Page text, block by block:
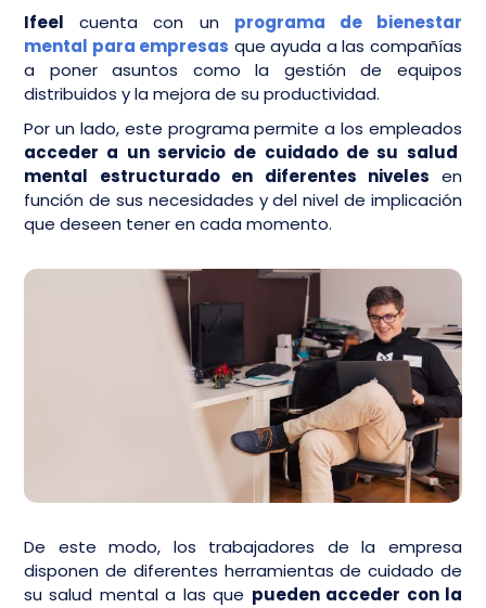
Ifeel cuenta con un programa de bienestar
mental para empresas que ayuda a las compañías
a poner asuntos como la gestión de equipos
distribuidos y la mejora de su productividad.
Por un lado, este programa permite a los empleados
acceder a un servicio de cuidado de su salud
mental estructurado en diferentes niveles en
función de sus necesidades y del nivel de implicación
que deseen tener en cada momento.
De este modo, los trabajadores de la empresa
disponen de diferentes herramientas de cuidado de
su salud mental a las que pueden acceder con la